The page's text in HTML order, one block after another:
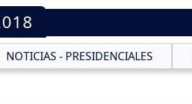
NOTICIAS - PRESIDENCIALES